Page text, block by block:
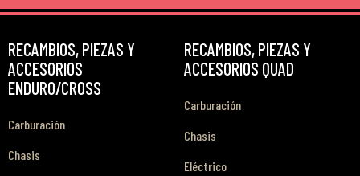
RECAMBIOS, PIEZAS Y
ACCESORIOS
ENDURO/CROSS
Carburación
Chasis
RECAMBIOS, PIEZAS Y
ACCESORIOS QUAD
Carburación
Chasis
Eléctrico